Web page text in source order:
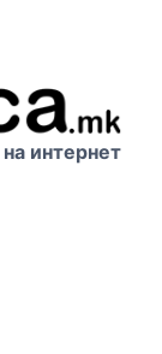
интернет